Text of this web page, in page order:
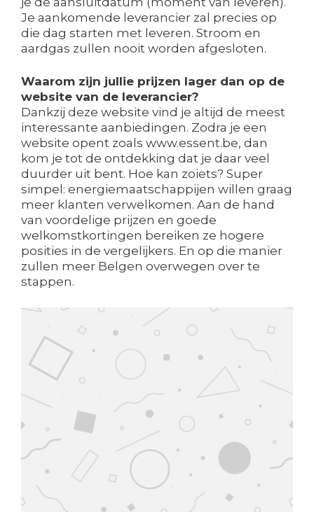
Je aankomende leverancier zal precies op
die dag starten met leveren. Stroom en
aardgas zullen nooit worden afgesloten.
Waarom zijn jullie prijzen lager dan op de
website van de leverancier?
Dankzij deze website vind je altijd de meest
interessante aanbiedingen. Zodra je een
website opent zoals www.essent.be, dan
kom je tot de ontdekking dat je daar veel
duurder uit bent. Hoe kan zoiets? Super
simpel: energiemaatschappijen willen graag
meer klanten verwelkomen. Aan de hand
van voordelige prijzen en goede
welkomstkortingen bereiken ze hogere
posities in de vergelijkers. En op die manier
zullen meer Belgen overwegen over te
stappen.